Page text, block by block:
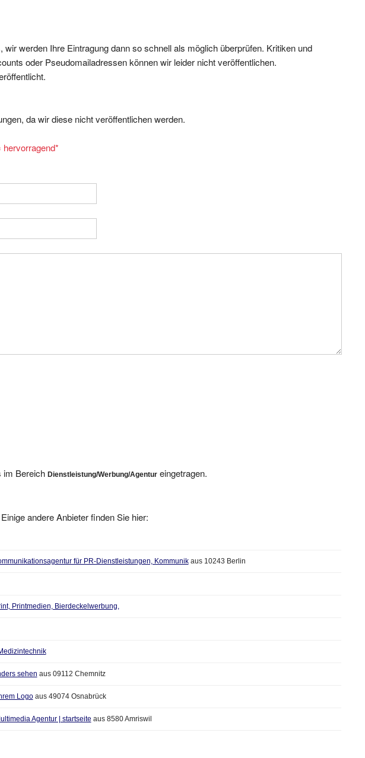
werden Ihre Eintragung dann so schnell als möglich überprüfen. Kritiken und
oder Pseudomailadressen können wir leider nicht veröffentlichen.
da wir diese nicht veröffentlichen werden.
hervorragend*
im BereichDienstleistung/Werbung/Agentur eingetragen.
andere Anbieter finden Sie hier:
für PR-Dienstleistungen, Kommunikaus 10243 Berlin
Printmedien, Bierdeckelwerbung,
sehen aus 09112 Chemnitz
Logoaus 49074 Osnabrück
Agentur | startseite aus 8580 Amriswil